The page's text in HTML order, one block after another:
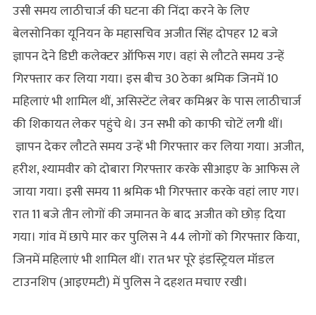
उसी समय लाठीचार्ज की घटना की निंदा करने के लिए
बेलसोनिका यूनियन के महासचिव अजीत सिंह दोपहर 12 बजे
ज्ञापन देने डिप्टी कलेक्टर ऑफिस गए। वहां से लौटते समय उन्‍हें
गिरफ्तार कर लिया गया। इस बीच 30 ठेका श्रमिक जिनमें 10
महिलाएं भी शामिल थीं, असिस्‍टेंट लेबर कमिश्नर के पास लाठीचार्ज
की शिकायत लेकर पहुंचे थे। उन सभी को काफी चोटें लगी थीं।
ज्ञापन देकर लौटते समय उन्हें भी गिरफ्तार कर लिया गया। अजीत,
हरीश, श्यामवीर को दोबारा गिरफ्तार करके सीआइए के आफिस ले
जाया गया। इसी समय 11 श्रमिक भी गिरफ्तार करके वहां लाए गए।
रात 11 बजे तीन लोगों की जमानत के बाद अजीत को छोड़ दिया
गया। गांव में छापे मार कर पुलिस ने 44 लोगों को गिरफ्तार किया,
जिनमें महिलाएं भी शामिल थीं। रात भर पूरे इंडस्ट्रियल मॉडल
टाउनशिप (आइएमटी) में पुलिस ने दहशत मचाए रखी।